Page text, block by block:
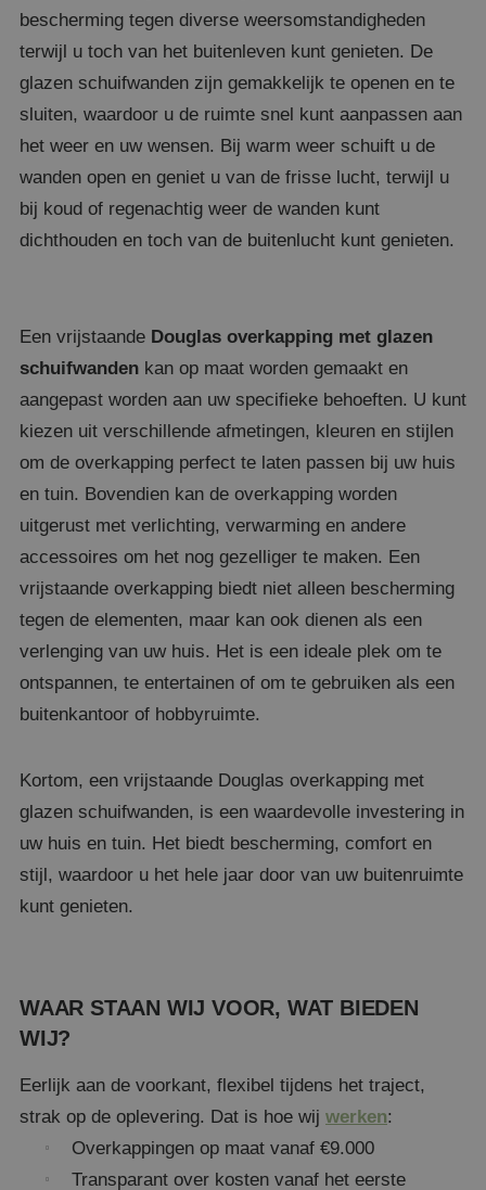
bescherming tegen diverse weersomstandigheden
terwijl u toch van het buitenleven kunt genieten. De
glazen schuifwanden zijn gemakkelijk te openen en te
sluiten, waardoor u de ruimte snel kunt aanpassen aan
het weer en uw wensen. Bij warm weer schuift u de
wanden open en geniet u van de frisse lucht, terwijl u
bij koud of regenachtig weer de wanden kunt
dichthouden en toch van de buitenlucht kunt genieten.
Een vrijstaande Douglas overkapping met glazen
schuifwanden kan op maat worden gemaakt en
aangepast worden aan uw specifieke behoeften. U kunt
kiezen uit verschillende afmetingen, kleuren en stijlen
om de overkapping perfect te laten passen bij uw huis
en tuin. Bovendien kan de overkapping worden
uitgerust met verlichting, verwarming en andere
accessoires om het nog gezelliger te maken. Een
vrijstaande overkapping biedt niet alleen bescherming
tegen de elementen, maar kan ook dienen als een
verlenging van uw huis. Het is een ideale plek om te
ontspannen, te entertainen of om te gebruiken als een
buitenkantoor of hobbyruimte.
Kortom, een vrijstaande Douglas overkapping met
glazen schuifwanden, is een waardevolle investering in
uw huis en tuin. Het biedt bescherming, comfort en
stijl, waardoor u het hele jaar door van uw buitenruimte
kunt genieten.
WAAR STAAN WIJ VOOR, WAT BIEDEN
WIJ?
Eerlijk aan de voorkant, flexibel tijdens het traject,
strak op de oplevering. Dat is hoe wij werken:
Overkappingen op maat vanaf €9.000
Transparant over kosten vanaf het eerste